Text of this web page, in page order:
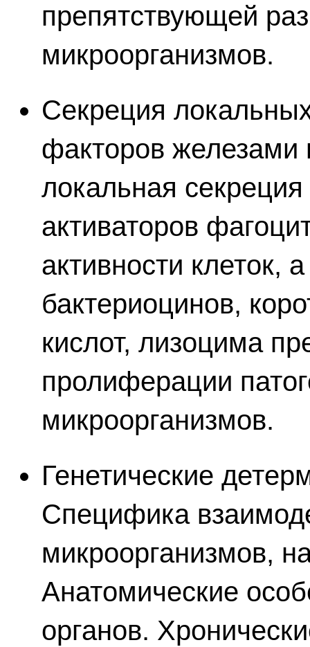
препятствующей
микроорганизмов.
Секреция
факторов железами
локальная
активаторов
активности клеток,
бактериоцинов,
кислот, лизоцима
пролиферации
микроорганизмов.
Генетические
Специфика
микроорганизмов,
Анатомические
органов.